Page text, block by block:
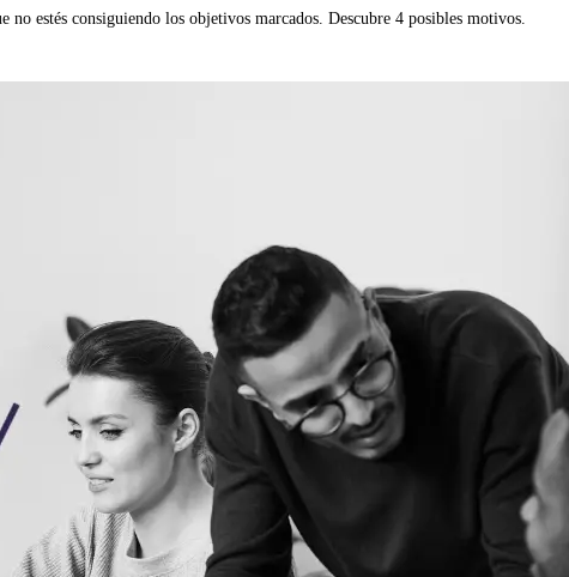
estés consiguiendo los objetivos marcados. Descubre 4 posibles motivos.